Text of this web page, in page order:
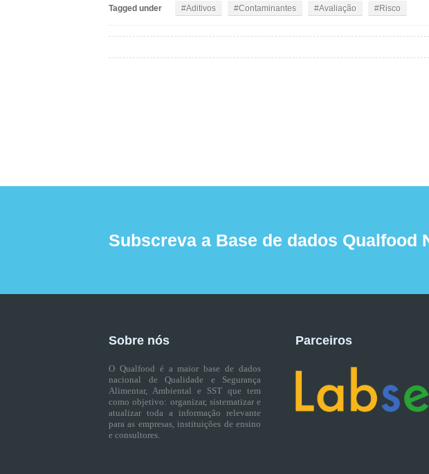
Tagged under Aditivos Contaminantes Avaliação Risco
Subscreva a Base de dados Qualfood
Sobre nós
O Qualfood é a maior base de dados
nacional de Qualidade e Segurança
Alimentar, Ambiental e SST que tem
como objetivo: organizar, sistematizar e
atualizar toda a informação relevante
para as empresas, instituições de ensino
e consultores.
Parceiros